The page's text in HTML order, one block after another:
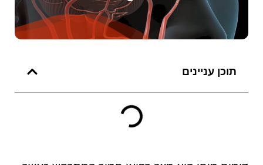
תוכן עניינים